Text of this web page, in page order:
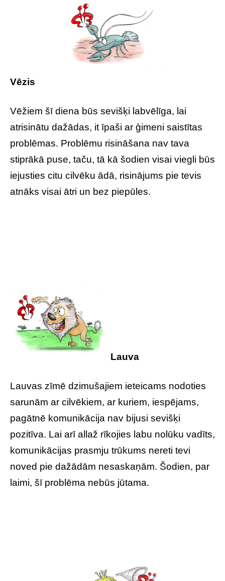
Vēzis
Vēžiem šī diena būs sevišķi labvēlīga, lai
atrisinātu dažādas, it īpaši ar ģimeni saistītas
problēmas. Problēmu risināšana nav tava
stiprākā puse, taču, tā kā šodien visai viegli būs
iejusties citu cilvēku ādā, risinājums pie tevis
atnāks visai ātri un bez piepūles.
Lauva
Lauvas zīmē dzimušajiem ieteicams nodoties
sarunām ar cilvēkiem, ar kuriem, iespējams,
pagātnē komunikācija nav bijusi sevišķi
pozitīva. Lai arī allaž rīkojies labu nolūku vadīts,
komunikācijas prasmju trūkums nereti tevi
noved pie dažādām nesaskaņām. Šodien, par
laimi, šī problēma nebūs jūtama.